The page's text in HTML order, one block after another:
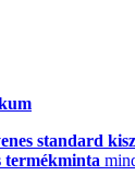
standard
termékminta